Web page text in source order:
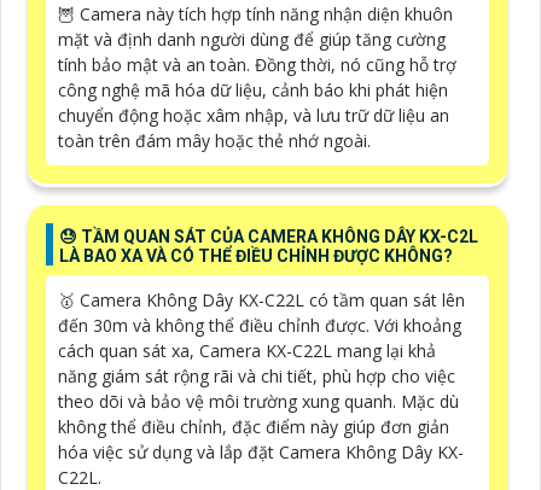
🦉 Camera này tích hợp tính năng nhận diện khuôn
mặt và định danh người dùng để giúp tăng cường
tính bảo mật và an toàn. Đồng thời, nó cũng hỗ trợ
công nghệ mã hóa dữ liệu, cảnh báo khi phát hiện
chuyển động hoặc xâm nhập, và lưu trữ dữ liệu an
toàn trên đám mây hoặc thẻ nhớ ngoài.
😓 TẦM QUAN SÁT CỦA CAMERA KHÔNG DÂY KX-C2L
LÀ BAO XA VÀ CÓ THỂ ĐIỀU CHỈNH ĐƯỢC KHÔNG?
🥇 Camera Không Dây KX-C22L có tầm quan sát lên
đến 30m và không thể điều chỉnh được. Với khoảng
cách quan sát xa, Camera KX-C22L mang lại khả
năng giám sát rộng rãi và chi tiết, phù hợp cho việc
theo dõi và bảo vệ môi trường xung quanh. Mặc dù
không thể điều chỉnh, đặc điểm này giúp đơn giản
hóa việc sử dụng và lắp đặt Camera Không Dây KX-
C22L.